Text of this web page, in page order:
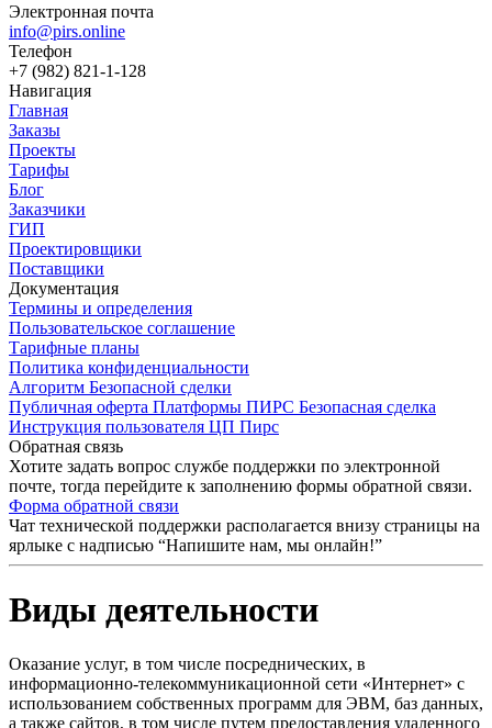
Электронная почта
info@pirs.online
Телефон
+7 (982) 821-1-128
Навигация
Главная
Заказы
Проекты
Тарифы
Блог
Заказчики
ГИП
Проектировщики
Поставщики
Документация
Термины и определения
Пользовательское соглашение
Тарифные планы
Политика конфиденциальности
Алгоритм Безопасной сделки
Публичная оферта Платформы ПИРС Безопасная сделка
Инструкция пользователя ЦП Пирс
Обратная связь
Хотите задать вопрос службе поддержки по электронной
почте, тогда перейдите к заполнению формы обратной связи.
Форма обратной связи
Чат технической поддержки располагается внизу страницы на
ярлыке с надписью “Напишите нам, мы онлайн!”
Виды деятельности
Оказание услуг, в том числе посреднических, в
информационно-телекоммуникационной сети «Интернет» с
использованием собственных программ для ЭВМ, баз данных,
а также сайтов, в том числе путем предоставления удаленного